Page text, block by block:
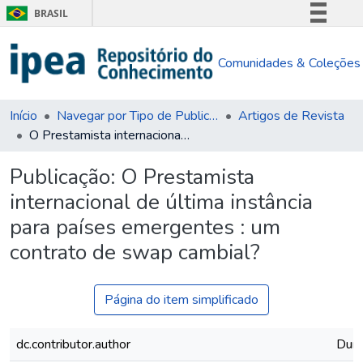
BRASIL
Comunica BR
Acesso à informação
Comunidades & Coleções
Início Navegar por Tipo de Publicação
Artigos de Revista
O Prestamista internacional de última instância para países emergentes : um contrato de swap cambial?
Publicação: O Prestamista
internacional de última instância
para países emergentes : um
contrato de swap cambial?
Página do item simplificado
dc.contributor.author